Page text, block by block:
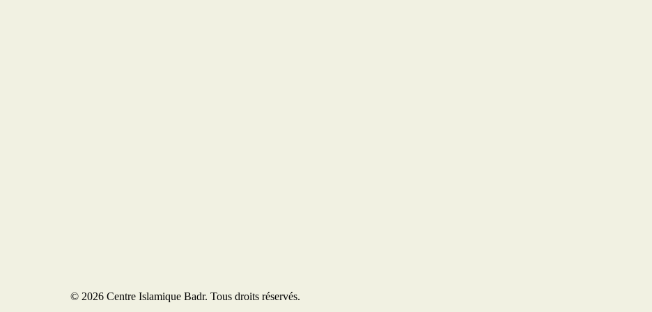
© 2026 Centre Islamique Badr. Tous droits réservés.